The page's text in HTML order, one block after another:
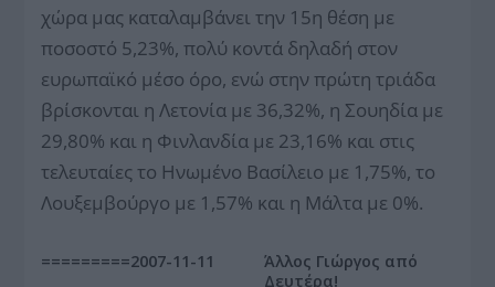
χώρα μας καταλαμβάνει την 15η θέση με
ποσοστό 5,23%, πολύ κοντά δηλαδή στον
ευρωπαϊκό μέσο όρο, ενώ στην πρώτη τριάδα
βρίσκονται η Λετονία με 36,32%, η Σουηδία με
29,80% και η Φινλανδία με 23,16% και στις
τελευταίες το Ηνωμένο Βασίλειο με 1,75%, το
Λουξεμβούργο με 1,57% και η Μάλτα με 0%.
=========2007-11-11
Άλλος Γιώργος από
Δευτέρα!